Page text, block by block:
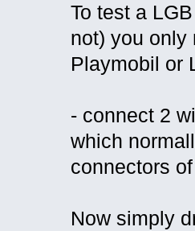
To test a
not) you only
Playmobil or
- connect 2
which
connectors
Now simply